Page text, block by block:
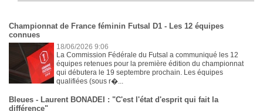
Championnat de France féminin Futsal D1 - Les 12 équipes
connues
18/06/2026 9:06
La Commission Fédérale du Futsal a communiqué les 12
équipes retenues pour la première édition du championnat
qui débutera le 19 septembre prochain. Les équipes
qualifiées (sous r�...
Bleues - Laurent BONADEI : "C'est l'état d'esprit qui fait la
différence"